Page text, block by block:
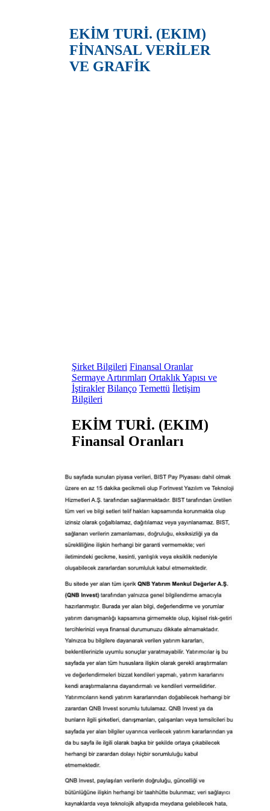
EKİM TURİ. (EKIM)
FİNANSAL VERİLER
VE GRAFİK
Şirket Bilgileri Finansal Oranlar
Sermaye Artırımları Ortaklık Yapısı ve
İştirakler Bilanço Temettü İletişim
Bilgileri
EKİM TURİ. (EKIM)
Finansal Oranları